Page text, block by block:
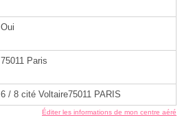
Oui
75011 Paris
6 / 8 cité Voltaire75011 PARIS
Éditer les informations de mon centre aéré